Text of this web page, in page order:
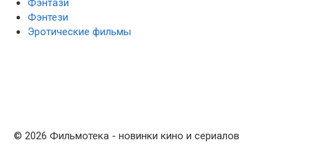
Фэнтази
Фэнтези
Эротические фильмы
© 2026 Фильмотека - новинки кино и сериалов